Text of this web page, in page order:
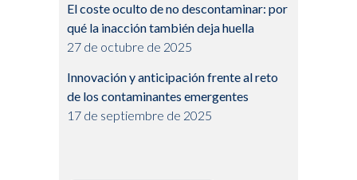
El coste oculto de no descontaminar: por
qué la inacción también deja huella
27 de octubre de 2025
Innovación y anticipación frente al reto
de los contaminantes emergentes
17 de septiembre de 2025